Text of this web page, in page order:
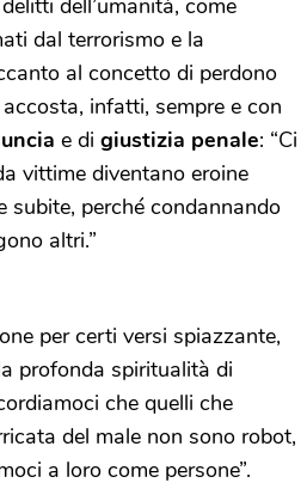
dell’umanità, come
dal terrorismo e la
al concetto di perdono
infatti, sempre e con
e di giustizia penale: “Ci
vittime diventano eroine
subite, perché condannando
altri.”
per certi versi spiazzante,
profonda spiritualità di
che quelli che
del male non sono robot,
a loro come persone”.